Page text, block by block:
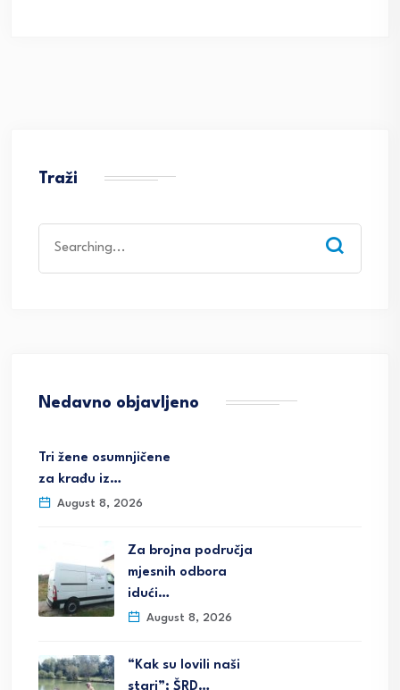
Traži
for:
Nedavno objavljeno
Tri žene osumnjičene
za krađu iz…
August 8, 2026
Za brojna područja
mjesnih odbora
idući…
August 8, 2026
“Kak su lovili naši
stari”; ŠRD…